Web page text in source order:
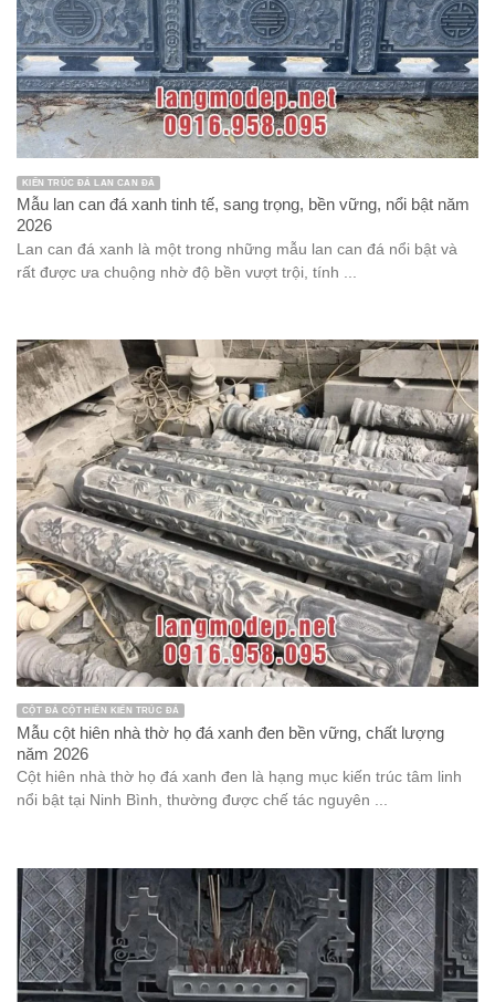
KIẾN TRÚC ĐÁ LAN CAN ĐÁ
Mẫu lan can đá xanh tinh tế, sang trọng, bền vững, nổi bật năm
2026
Lan can đá xanh là một trong những mẫu lan can đá nổi bật và
rất được ưa chuộng nhờ độ bền vượt trội, tính ...
CỘT ĐÁ CỘT HIÊN KIẾN TRÚC ĐÁ
Mẫu cột hiên nhà thờ họ đá xanh đen bền vững, chất lượng
năm 2026
Cột hiên nhà thờ họ đá xanh đen là hạng mục kiến trúc tâm linh
nổi bật tại Ninh Bình, thường được chế tác nguyên ...